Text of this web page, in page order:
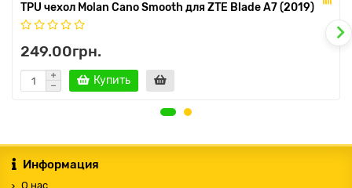
TPU чехол Molan Cano Smooth для ZTE Blade A7 (2019)
249.00грн.
Купить
Информация
О нас